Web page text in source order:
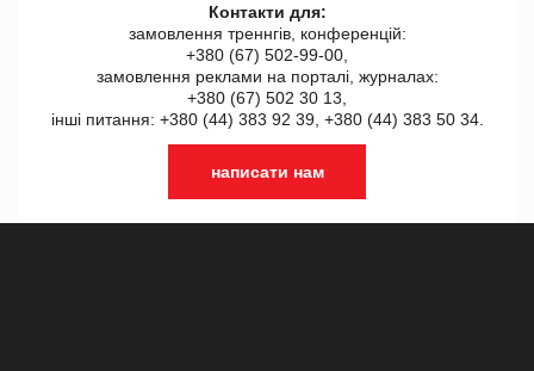
Контакти для:
замовлення треннгів, конференцій:
+380 (67) 502-99-00,
замовлення реклами на порталі, журналах:
+380 (67) 502 30 13,
інші питання: +380 (44) 383 92 39, +380 (44) 383 50 34.
написати нам